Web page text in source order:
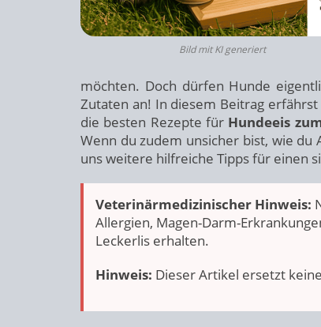
Bild mit KI generiert
möchten. Doch dürfen Hunde
Zutaten an! In diesem Beitrag
die besten Rezepte für Hundeeis
Wenn du zudem unsicher bist, wie du
uns weitere hilfreiche Tipps für einen
Veterinärmedizinischer Hinweis:
Allergien, Magen-Darm-
Leckerlis erhalten.
Hinweis: Dieser Artikel ersetzt